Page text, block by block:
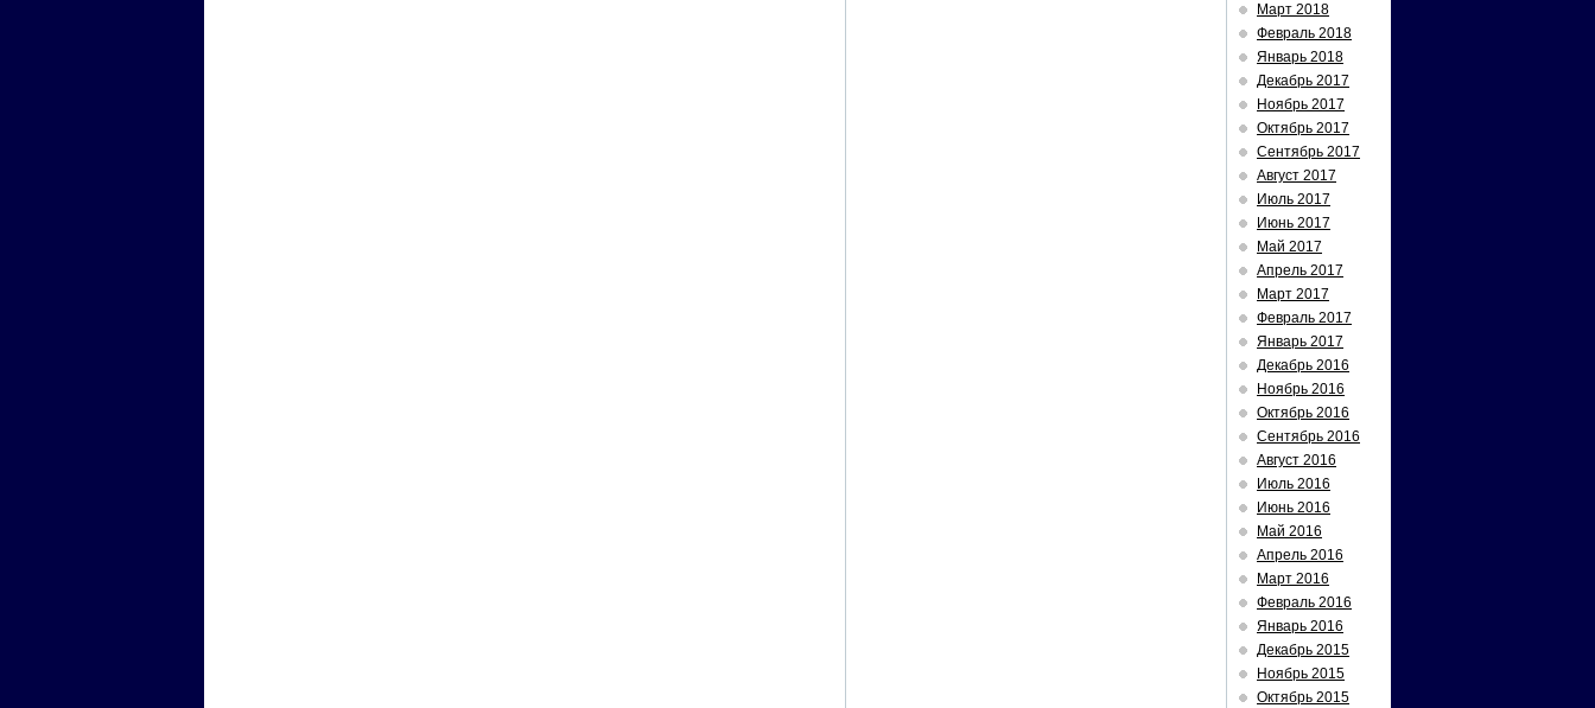
Март 2018
Февраль 2018
Январь 2018
Декабрь 2017
Ноябрь 2017
Октябрь 2017
Сентябрь 2017
Август 2017
Июль 2017
Июнь 2017
Май 2017
Апрель 2017
Март 2017
Февраль 2017
Январь 2017
Декабрь 2016
Ноябрь 2016
Октябрь 2016
Сентябрь 2016
Август 2016
Июль 2016
Июнь 2016
Май 2016
Апрель 2016
Март 2016
Февраль 2016
Январь 2016
Декабрь 2015
Ноябрь 2015
Октябрь 2015